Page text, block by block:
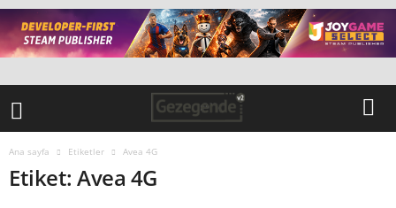
Ana sayfa Etiketler Avea 4G
Etiket: Avea 4G